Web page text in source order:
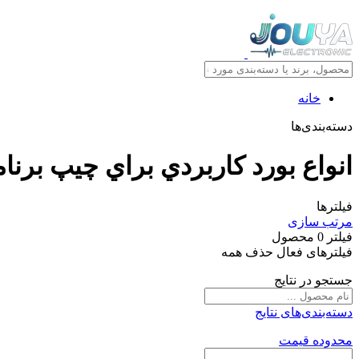
خانه
دسته‌بندی‌ها
انواع بورد کاربردي براي چيپ
فیلترها
مرتب سازی
فیلتر 0 محصول
فیلترهای فعال حذف همه
جستجو در نتایج
دسته‌بندی‌های نتایج
محدوده قیمت